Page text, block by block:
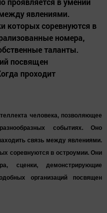
явлениями.
которых соревнуются в
номера,
таланты.
посвящен
проходит
человека, позволяющее
событиях. Оно
связь между явлениями.
соревнуются в остроумии. Они
сценки, демонстрирующие
организаций посвящен